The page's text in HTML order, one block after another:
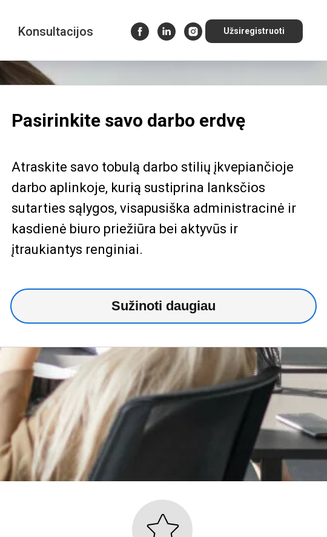
Konsultacijos Užsiregistruoti
Pasirinkite savo darbo erdvę
Atraskite savo tobulą darbo stilių įkvepiančioje
darbo aplinkoje, kurią sustiprina lanksčios
sutarties sąlygos, visapusiška administracinė ir
kasdienė biuro priežiūra bei aktyvūs ir
įtraukiantys renginiai.
Sužinoti daugiau